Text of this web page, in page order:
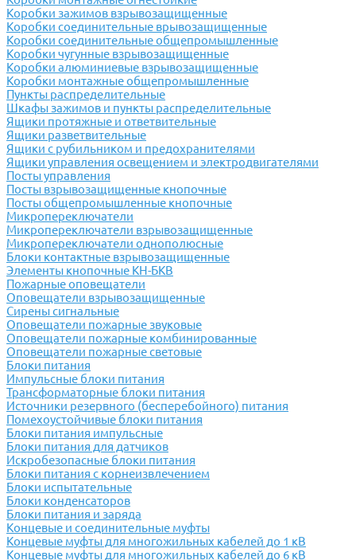
Коробки зажимов взрывозащищенные
Коробки соединительные врывозащищенные
Коробки соединительные общепромышленные
Коробки чугунные взрывозащищенные
Коробки алюминиевые взрывозащищенные
Коробки монтажные общепромышленные
Пункты распределительные
Шкафы зажимов и пункты распределительные
Ящики протяжные и ответвительные
Ящики разветвительные
Ящики с рубильником и предохранителями
Ящики управления освещением и электродвигателями
Посты управления
Посты взрывозащищенные кнопочные
Посты общепромышленные кнопочные
Микропереключатели
Микропереключатели взрывозащищенные
Микропереключатели однополюсные
Блоки контактные взрывозащищенные
Элементы кнопочные КН-БКВ
Пожарные оповещатели
Оповещатели взрывозащищенные
Сирены сигнальные
Оповещатели пожарные звуковые
Оповещатели пожарные комбинированные
Оповещатели пожарные световые
Блоки питания
Импульсные блоки питания
Трансформаторные блоки питания
Источники резервного (бесперебойного) питания
Помехоустойчивые блоки питания
Блоки питания импульсные
Блоки питания для датчиков
Искробезопасные блоки питания
Блоки питания с корнеизвлечением
Блоки испытательные
Блоки конденсаторов
Блоки питания и заряда
Концевые и соединительные муфты
Концевые муфты для многожильных кабелей до 1 кВ
Концевые муфты для многожильных кабелей до 6 кВ